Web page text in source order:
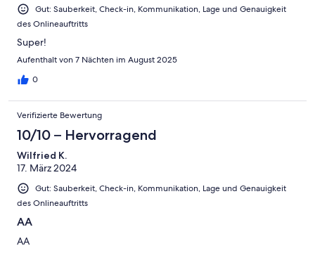
Gut: Sauberkeit, Check-in, Kommunikation, Lage und Genauigkeit
des Onlineauftritts
Super!
Aufenthalt von 7 Nächten im August 2025
0
Verifizierte Bewertung
10/10 – Hervorragend
Wilfried K.
17. März 2024
Gut: Sauberkeit, Check-in, Kommunikation, Lage und Genauigkeit
des Onlineauftritts
AA
AA